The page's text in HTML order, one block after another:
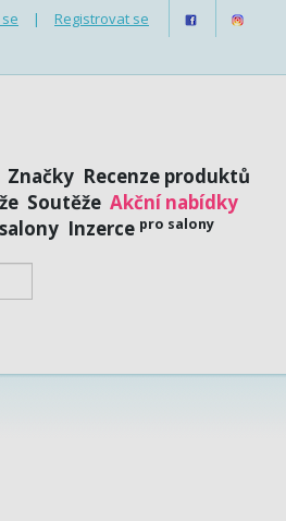
| Registrovat se
Značky Recenze produktů
Soutěže Akční nabídky
Inzerce pro salony